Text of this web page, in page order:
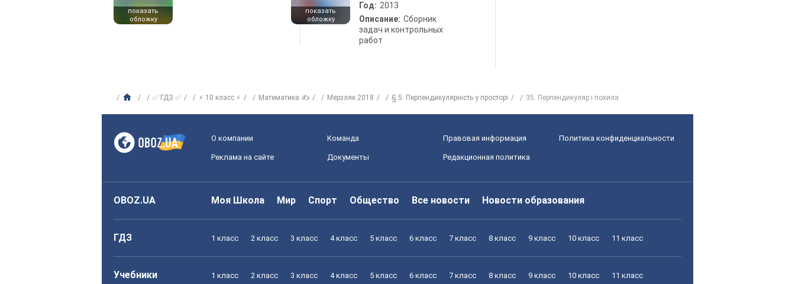
показать
обложку
показать
обложку
Год: 2013
Описание: Сборник
задач и контрольных
работ
✅ ГДЗ ✅ ⚡ 10 класс ⚡ Математика ✍ Мерзляк 2018 § 5. Перпендикулярність у просторі 35. Перпендикуляр і похила
О компании Команда Правовая информация Политика конфиденциальности
Реклама на сайте Документы Редакционная политика
OBOZ.UA Моя Школа Мир Спорт Общество Все новости Новости образования
ГДЗ 1 класс 2 класс 3 класс 4 класс 5 класс 6 класс 7 класс 8 класс 9 класс 10 класс 11 класс
Учебники 1 класс 2 класс 3 класс 4 класс 5 класс 6 класс 7 класс 8 класс 9 класс 10 класс 11 класс